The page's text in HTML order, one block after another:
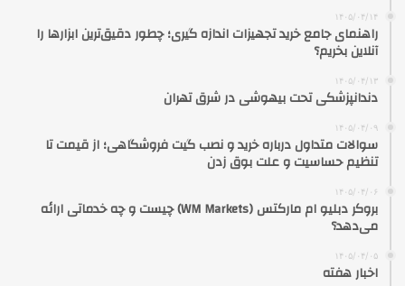
۱۴۰۵/۰۴/۱۴
راهنمای جامع خرید تجهیزات اندازه گیری؛ چطور دقیق‌ترین ابزارها را
آنلاین بخریم؟
۱۴۰۵/۰۴/۱۳
دندانپزشکی تحت بیهوشی در شرق تهران
۱۴۰۵/۰۴/۰۹
سوالات متداول درباره خرید و نصب گیت فروشگاهی؛ از قیمت تا
تنظیم حساسیت و علت بوق زدن
۱۴۰۵/۰۴/۰۶
بروکر دبلیو ام مارکتس (WM Markets) چیست و چه خدماتی ارائه
می‌دهد؟
۱۴۰۵/۰۴/۰۵
اخبار هفته